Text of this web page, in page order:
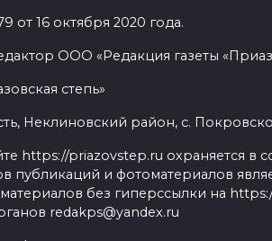
16 октября 2020 года.
ООО «Редакция газеты
степь»
Неклиновский район, с.
https://priazovstep.ru охраняется в
публикаций и фотоматериалов
без гиперссылки на
redakps@yandex.ru